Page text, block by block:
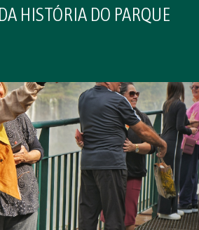
HISTÓRIA DO PARQUE